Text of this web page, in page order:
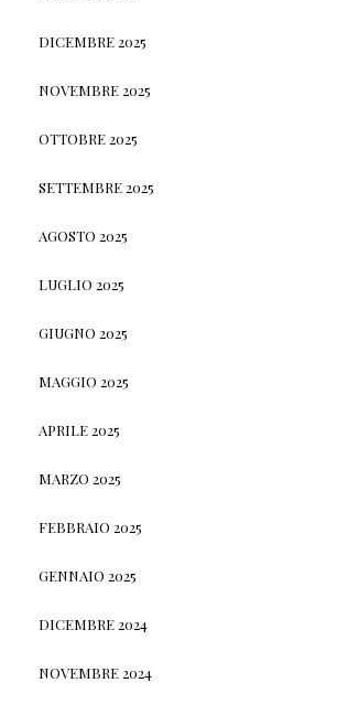
DICEMBRE 2025
NOVEMBRE 2025
OTTOBRE 2025
SETTEMBRE 2025
AGOSTO 2025
LUGLIO 2025
GIUGNO 2025
MAGGIO 2025
APRILE 2025
MARZO 2025
FEBBRAIO 2025
GENNAIO 2025
DICEMBRE 2024
NOVEMBRE 2024